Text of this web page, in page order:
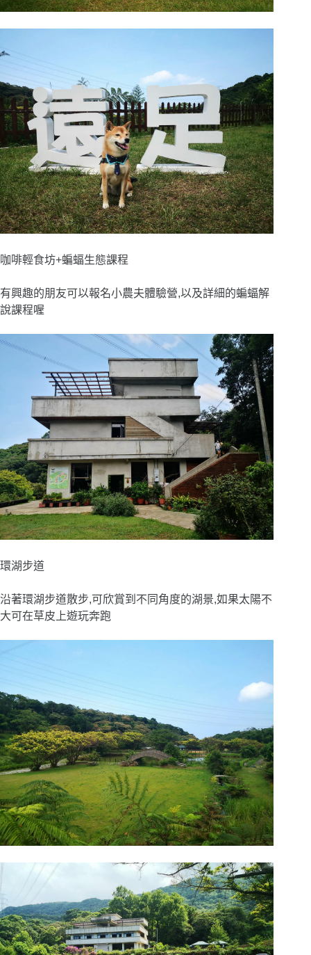
咖啡輕食坊+蝙蝠生態課程
有興趣的朋友可以報名小農夫體驗營,以及詳細的蝙蝠解
說課程喔
環湖步道
沿著環湖步道散步,可欣賞到不同角度的湖景,如果太陽不
大可在草皮上遊玩奔跑